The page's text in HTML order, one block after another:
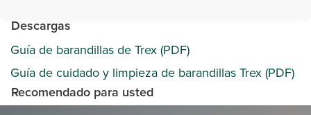
Descargas
Guía de barandillas de Trex (PDF)
Guía de cuidado y limpieza de barandillas Trex (PDF)
Recomendado para usted